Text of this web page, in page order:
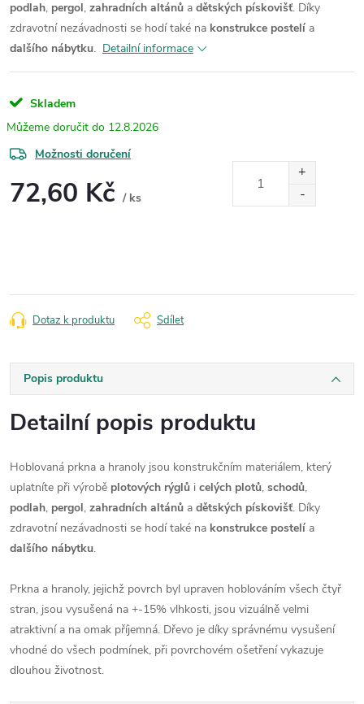
podlah, pergol, zahradních altánů a dětských pískovišť. Díky
zdravotní nezávadnosti se hodí také na konstrukce postelí a
dalšího nábytku. Detailní informace
Skladem
12.8.2026
Možnosti doručení
72,60 Kč / ks
Dotaz k produktu Sdílet
Popis produktu
Detailní popis produktu
Hoblovaná prkna a hranoly jsou konstrukčním materiálem, který
uplatníte při výrobě plotových rýglů i celých plotů, schodů,
podlah, pergol, zahradních altánů a dětských pískovišť. Díky
zdravotní nezávadnosti se hodí také na konstrukce postelí a
dalšího nábytku.
Prkna a hranoly, jejichž povrch byl upraven hoblováním všech čtyř
stran, jsou vysušená na +-15% vlhkosti, jsou vizuálně velmi
atraktivní a na omak příjemná. Dřevo je díky správnému vysušení
vhodné do všech podmínek, při povrchovém ošetření vykazuje
dlouhou životnost.